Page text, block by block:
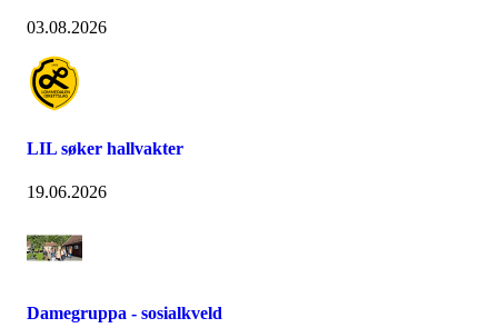
03.08.2026
LIL søker hallvakter
19.06.2026
Damegruppa - sosialkveld